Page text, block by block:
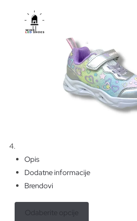
Opis
Dodatne informacije
Brendovi
Odaberite opcije